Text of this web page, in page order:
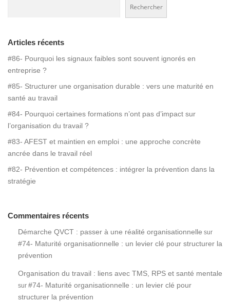
Rechercher
Articles récents
#86- Pourquoi les signaux faibles sont souvent ignorés en
entreprise ?
#85- Structurer une organisation durable : vers une maturité en
santé au travail
#84- Pourquoi certaines formations n’ont pas d’impact sur
l’organisation du travail ?
#83- AFEST et maintien en emploi : une approche concrète
ancrée dans le travail réel
#82- Prévention et compétences : intégrer la prévention dans la
stratégie
Commentaires récents
Démarche QVCT : passer à une réalité organisationnelle sur
#74- Maturité organisationnelle : un levier clé pour structurer la
prévention
Organisation du travail : liens avec TMS, RPS et santé mentale
sur #74- Maturité organisationnelle : un levier clé pour
structurer la prévention